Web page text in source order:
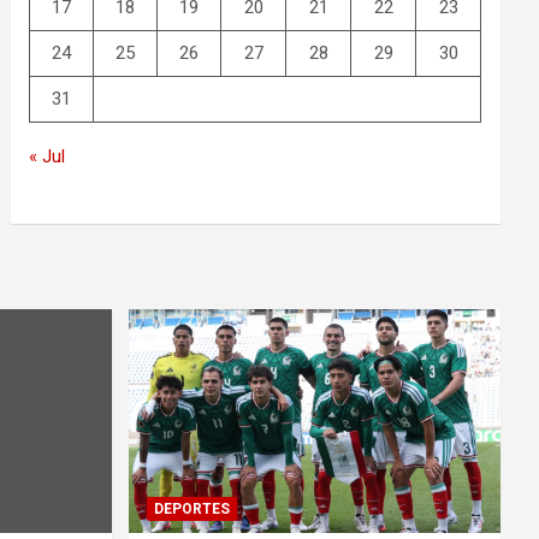
17 18 19 20 21 22 23
24 25 26 27 28 29 30
31
« Jul
DEPORTES